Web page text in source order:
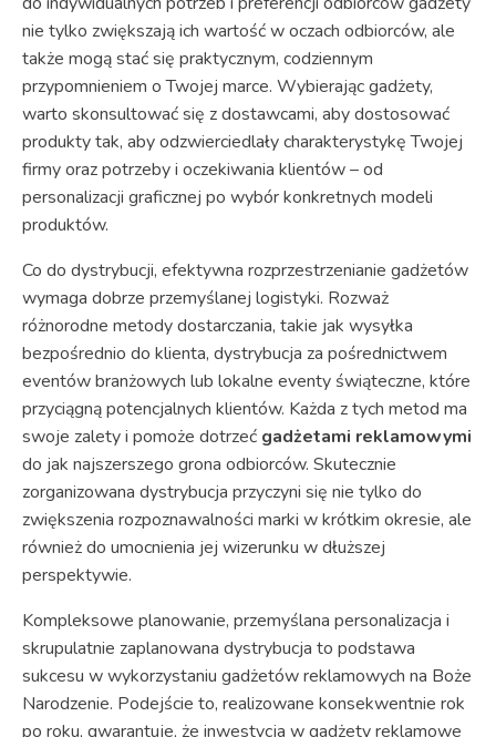
nie tylko zwiększają ich wartość w oczach odbiorców, ale
także mogą stać się praktycznym, codziennym
przypomnieniem o Twojej marce. Wybierając gadżety,
warto skonsultować się z dostawcami, aby dostosować
produkty tak, aby odzwierciedlały charakterystykę Twojej
firmy oraz potrzeby i oczekiwania klientów – od
personalizacji graficznej po wybór konkretnych modeli
produktów.
Co do dystrybucji, efektywna rozprzestrzenianie gadżetów
wymaga dobrze przemyślanej logistyki. Rozważ
różnorodne metody dostarczania, takie jak wysyłka
bezpośrednio do klienta, dystrybucja za pośrednictwem
eventów branżowych lub lokalne eventy świąteczne, które
przyciągną potencjalnych klientów. Każda z tych metod ma
swoje zalety i pomoże dotrzeć gadżetami reklamowymi
do jak najszerszego grona odbiorców. Skutecznie
zorganizowana dystrybucja przyczyni się nie tylko do
zwiększenia rozpoznawalności marki w krótkim okresie, ale
również do umocnienia jej wizerunku w dłuższej
perspektywie.
Kompleksowe planowanie, przemyślana personalizacja i
skrupulatnie zaplanowana dystrybucja to podstawa
sukcesu w wykorzystaniu gadżetów reklamowych na Boże
Narodzenie. Podejście to, realizowane konsekwentnie rok
po roku, gwarantuje, że inwestycja w gadżety reklamowe